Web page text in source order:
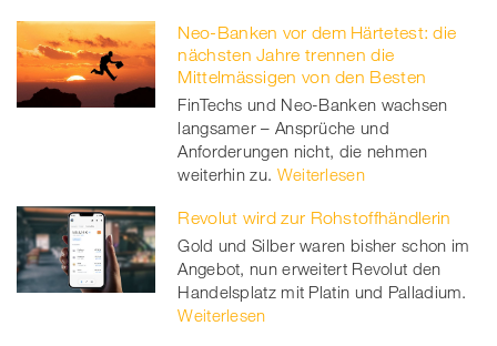
Neo-Banken vor dem Härtetest: die
nächsten Jahre trennen die
Mittelmässigen von den Besten
FinTechs und Neo-Banken wachsen
langsamer – Ansprüche und
Anforderungen nicht, die nehmen
weiterhin zu. Weiterlesen
Revolut wird zur Rohstoffhändlerin
Gold und Silber waren bisher schon im
Angebot, nun erweitert Revolut den
Handelsplatz mit Platin und Palladium.
Weiterlesen